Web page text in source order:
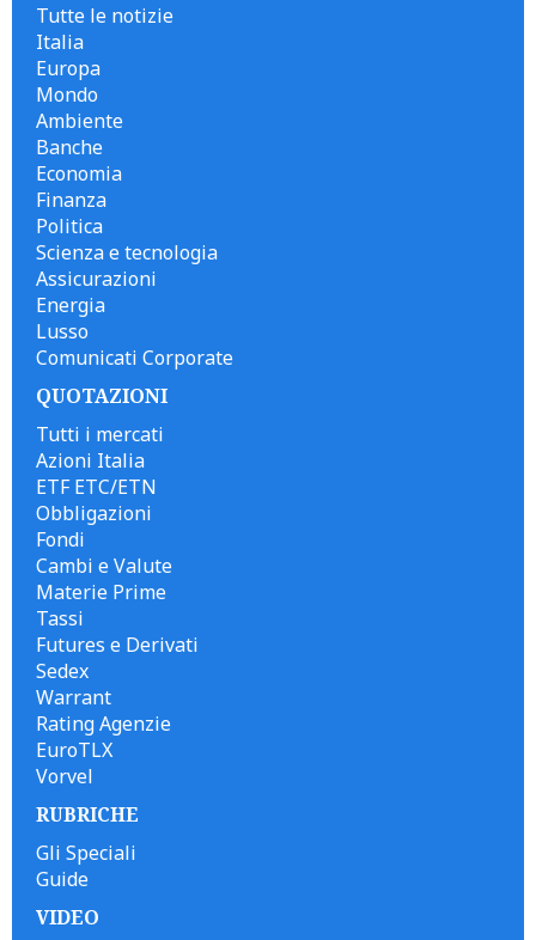
Tutte le notizie
Italia
Europa
Mondo
Ambiente
Banche
Economia
Finanza
Politica
Scienza e tecnologia
Assicurazioni
Energia
Lusso
Comunicati Corporate
QUOTAZIONI
Tutti i mercati
Azioni Italia
ETF ETC/ETN
Obbligazioni
Fondi
Cambi e Valute
Materie Prime
Tassi
Futures e Derivati
Sedex
Warrant
Rating Agenzie
EuroTLX
Vorvel
RUBRICHE
Gli Speciali
Guide
VIDEO